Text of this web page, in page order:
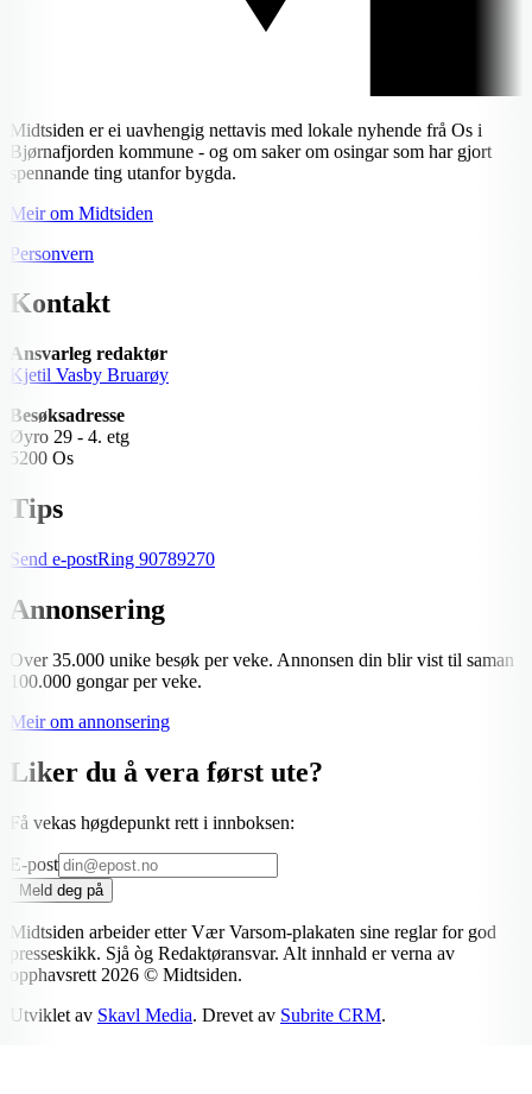
Midtsiden er ei uavhengig nettavis med lokale nyhende frå Os i
Bjørnafjorden kommune - og om saker om osingar som har gjort
spennande ting utanfor bygda.
Meir om Midtsiden
Personvern
Kontakt
Ansvarleg redaktør
Kjetil Vasby Bruarøy
Besøksadresse
Øyro 29 - 4. etg
5200 Os
Tips
Send e-postRing 90789270
Annonsering
Over 35.000 unike besøk per veke. Annonsen din blir vist til saman
100.000 gongar per veke.
Meir om annonsering
Liker du å vera først ute?
Få vekas høgdepunkt rett i innboksen:
E-post
Meld deg på
Midtsiden arbeider etter Vær Varsom-plakaten sine reglar for god
presseskikk. Sjå òg Redaktøransvar. Alt innhald er verna av
opphavsrett 2026 © Midtsiden.
Utviklet av Skavl Media. Drevet av Subrite CRM.